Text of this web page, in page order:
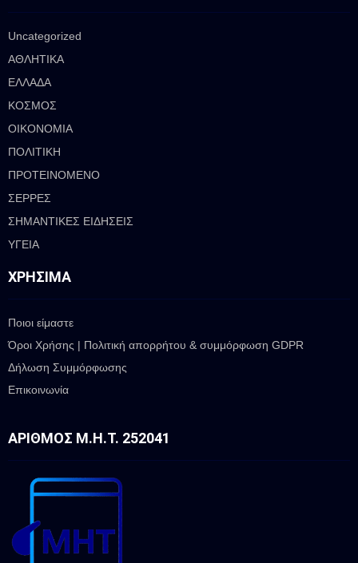
Uncategorized
ΑΘΛΗΤΙΚΑ
ΕΛΛΑΔΑ
ΚΟΣΜΟΣ
ΟΙΚΟΝΟΜΙΑ
ΠΟΛΙΤΙΚΗ
ΠΡΟΤΕΙΝΟΜΕΝΟ
ΣΕΡΡΕΣ
ΣΗΜΑΝΤΙΚΕΣ ΕΙΔΗΣΕΙΣ
ΥΓΕΙΑ
ΧΡΉΣΙΜΑ
Ποιοι είμαστε
Όροι Χρήσης | Πολιτική απορρήτου & συμμόρφωση GDPR
Δήλωση Συμμόρφωσης
Επικοινωνία
ΑΡΙΘΜΌΣ Μ.Η.Τ. 252041